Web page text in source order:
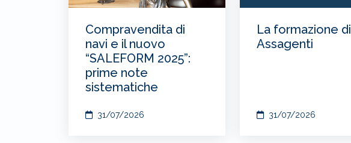
Compravendita di
navi e il nuovo
“SALEFORM 2025”:
prime note
sistematiche
31/07/2026
La formazione di
Assagenti
31/07/2026